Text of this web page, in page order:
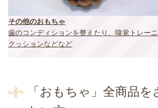
その他のおもちゃ
歯のコンディションを整えたり、嗅覚トレー
クッションなどなど
「おもちゃ」全商品